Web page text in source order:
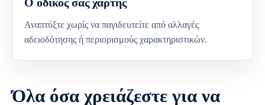
Αναπτύξτε χωρίς να παγιδευτείτε από αλλαγές
αδειοδότησης ή περιορισμούς χαρακτηριστικών.
Όλα όσα χρειάζεστε για να